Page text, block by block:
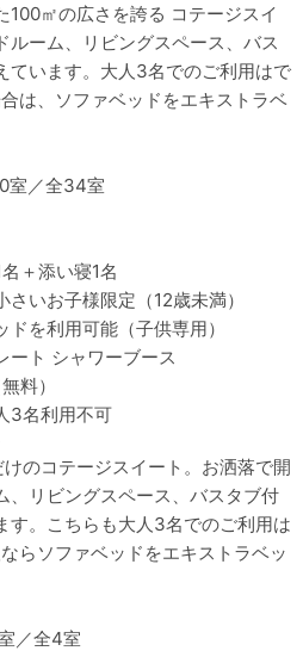
100㎡の広さを誇る コテージスイ
ルーム、リビングスペース、バス
ています。大人3名でのご利用はで
は、ソファベッドをエキストラベ
室／全34室
＋添い寝1名
いお子様限定（12歳未満）
ドを利用可能（子供専用）
ート シャワーブース
料）
3名利用不可
のコテージスイート。お洒落で開
、リビングスペース、バスタブ付
す。こちらも大人3名でのご利用は
らソファベッドをエキストラベッ
／全4室